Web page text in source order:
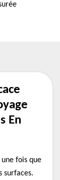
En
fois que
surfaces.